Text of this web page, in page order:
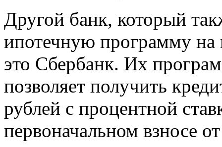
Другой банк, который
ипотечную программу на
это Сбербанк. Их
позволяет получить
рублей с процентной
первоначальном взносе